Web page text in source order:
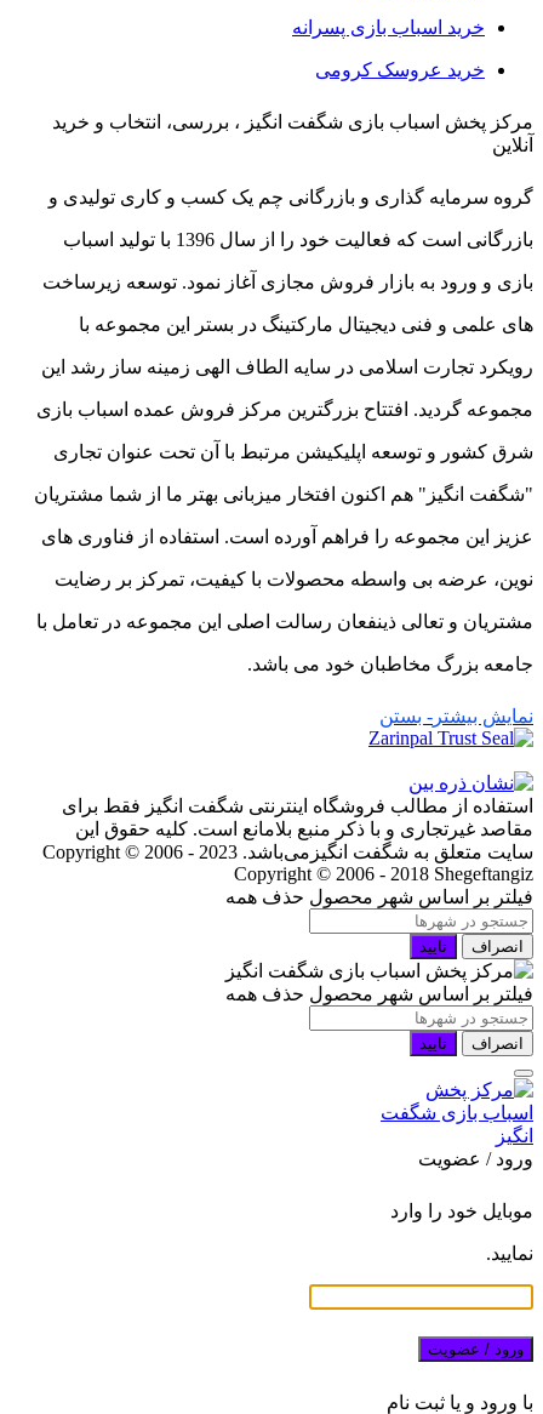
خرید اسباب بازی پسرانه
خرید عروسک کرومی
مرکز پخش اسباب بازی شگفت انگیز ، بررسی، انتخاب و خرید
آنلاین
گروه سرمایه گذاری و بازرگانی چم یک کسب و کاری تولیدی و
بازرگانی است که فعالیت خود را از سال 1396 با تولید اسباب
بازی و ورود به بازار فروش مجازی آغاز نمود. توسعه زیرساخت
های علمی و فنی دیجیتال مارکتینگ در بستر این مجموعه با
رویکرد تجارت اسلامی در سایه الطاف الهی زمینه ساز رشد این
مجموعه گردید. افتتاح بزرگترین مرکز فروش عمده اسباب بازی
شرق کشور و توسعه اپلیکیشن مرتبط با آن تحت عنوان تجاری
"شگفت انگیز" هم اکنون افتخار میزبانی بهتر ما از شما مشتریان
عزیز این مجموعه را فراهم آورده است. استفاده از فناوری های
نوین، عرضه بی واسطه محصولات با کیفیت، تمرکز بر رضایت
مشتریان و تعالی ذینفعان رسالت اصلی این مجموعه در تعامل با
جامعه بزرگ مخاطبان خود می باشد.
نمایش بیشتر - بستن
استفاده از مطالب فروشگاه اینترنتی شگفت انگیز فقط برای
مقاصد غیرتجاری و با ذکر منبع بلامانع است. کلیه حقوق این
سایت متعلق به شگفت انگیزمی‌باشد. Copyright © 2006 - 2023
Copyright © 2006 - 2018 Shegeftangiz
فیلتر بر اساس شهر محصول حذف همه
انصراف تایید
فیلتر بر اساس شهر محصول حذف همه
انصراف تایید
ورود / عضویت
موبایل خود را وارد
نمایید.
ورود / عضویت
با ورود و یا ثبت نام